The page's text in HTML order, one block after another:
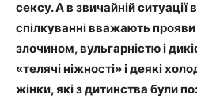
сексу. А в звичайній ситуації
спілкуванні вважають
злочином, вульгарністю і
«телячі ніжності» і деякі
жінки, які з дитинства були